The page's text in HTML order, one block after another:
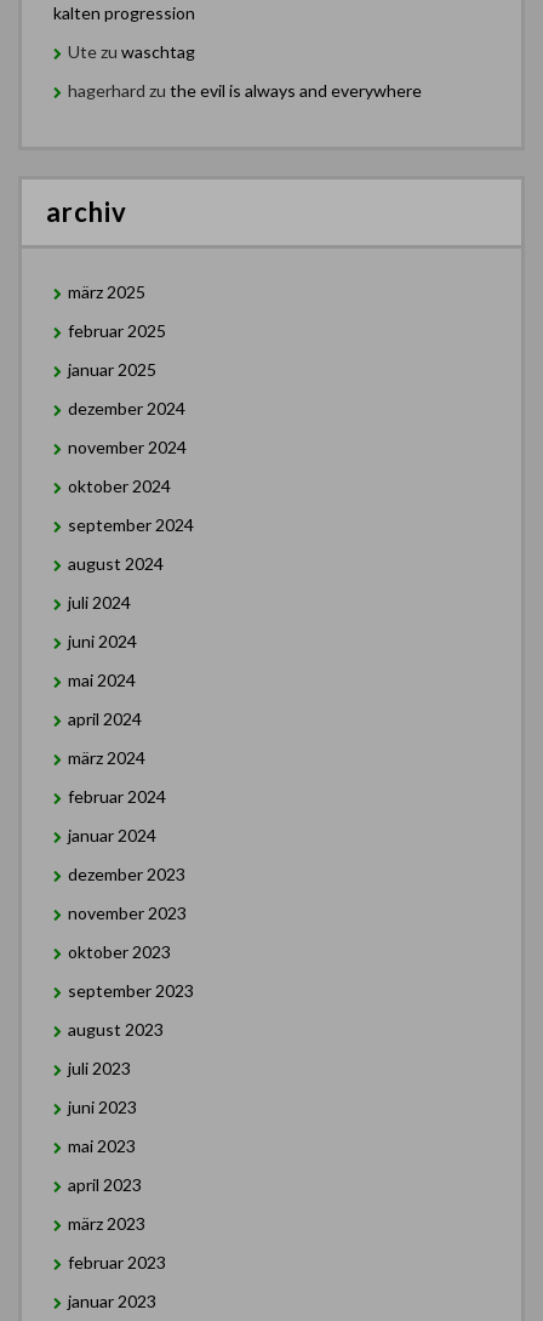
kalten progression
Utezu waschtag
hagerhard zu the evil is always and everywhere
archiv
märz 2025
februar 2025
januar 2025
dezember 2024
november 2024
oktober 2024
september 2024
august 2024
juli 2024
juni 2024
mai 2024
april 2024
märz 2024
februar 2024
januar 2024
dezember 2023
november 2023
oktober 2023
september 2023
august 2023
juli 2023
juni 2023
mai 2023
april 2023
märz 2023
februar 2023
januar 2023